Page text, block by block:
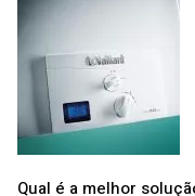
Qual é a melhor